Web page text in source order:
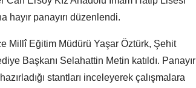
hayır panayırı düzenlendi.
Millî Eğitim Müdürü Yaşar Öztürk, Şehit
Başkanı Selahattin Metin katıldı. Panayır
stantları inceleyerek çalışmalara